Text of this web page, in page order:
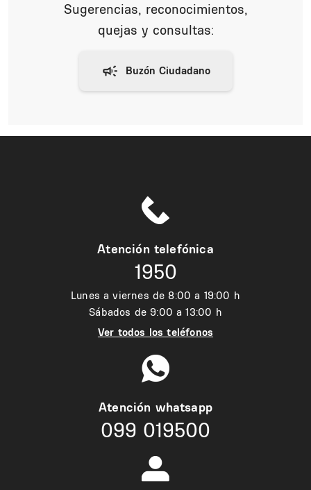
Sugerencias, reconocimientos,
quejas y consultas:
Atención telefónica
1950
Lunes a viernes de 8:00 a 19:00 h
Sábados de 9:00 a 13:00 h
Ver todos los teléfonos
Atención whatsapp
099 019500